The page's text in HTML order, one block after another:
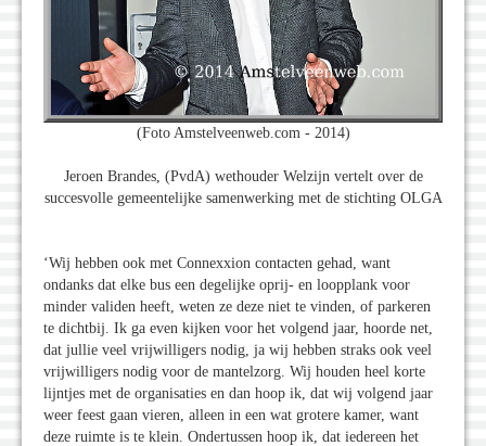
(Foto Amstelveenweb.com - 2014)
Jeroen Brandes, (PvdA) wethouder Welzijn vertelt over de
succesvolle gemeentelijke samenwerking met de stichting OLGA
‘Wij hebben ook met Connexxion contacten gehad, want
ondanks dat elke bus een degelijke oprij- en loopplank voor
minder validen heeft, weten ze deze niet te vinden, of parkeren
te dichtbij. Ik ga even kijken voor het volgend jaar, hoorde net,
dat jullie veel vrijwilligers nodig, ja wij hebben straks ook veel
vrijwilligers nodig voor de mantelzorg. Wij houden heel korte
lijntjes met de organisaties en dan hoop ik, dat wij volgend jaar
weer feest gaan vieren, alleen in een wat grotere kamer, want
deze ruimte is te klein. Ondertussen hoop ik, dat iedereen het